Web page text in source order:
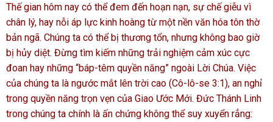
Thế gian hôm nay có thể đem đến hoạn nạn, sự chế giễu vì
chân lý, hay nỗi áp lực kinh hoàng từ một nền văn hóa tôn thờ
bản ngã. Chúng ta có thể bị thương tổn, nhưng không bao giờ
bị hủy diệt. Đừng tìm kiếm những trải nghiệm cảm xúc cực
đoan hay những “báp-têm quyền năng” ngoài Lời Chúa. Việc
của chúng ta là ngước mắt lên trời cao (Cô-lô-se 3:1), an nghỉ
trong quyền năng trọn vẹn của Giao Ước Mới. Đức Thánh Linh
trong chúng ta chính là ấn chứng không thể suy xuyển rẳng: